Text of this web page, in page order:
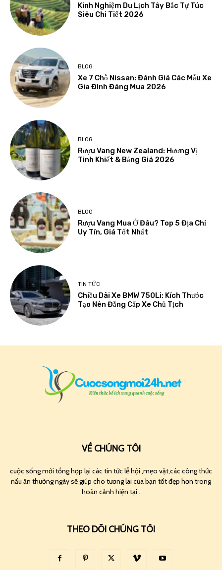
Kinh Nghiệm Du Lịch Tây Bắc Tự Túc
Siêu Chi Tiết 2026
BLOG
Xe 7 Chỗ Nissan: Đánh Giá Các Mẫu Xe
Gia Đình Đáng Mua 2026
BLOG
Rượu Vang New Zealand: Hương Vị
Tinh Khiết & Bảng Giá 2026
BLOG
Rượu Vang Mua Ở Đâu? Top 5 Địa Chỉ
Uy Tín, Giá Tốt Nhất
TIN TỨC
Chiều Dài Xe BMW 750Li: Kích Thước
Tạo Nên Đẳng Cấp Xe Chủ Tịch
VỀ CHÚNG TÔI
cuộc sống mới tổng hợp lại các tin tức lễ hội ,mẹo vặt,các công thức
nấu ăn thường ngày sẽ giúp cho tương lai của bạn tốt đẹp hơn trong
hoàn cảnh hiện tại .
THEO DÕI CHÚNG TÔI